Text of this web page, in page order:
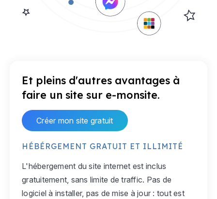
Et pleins d'autres avantages à
faire un site sur e-monsite.
Créer mon site gratuit
HÉBÉRGEMENT GRATUIT ET ILLIMITÉ
L'hébergement du site internet est inclus
gratuitement, sans limite de traffic. Pas de
logiciel à installer, pas de mise à jour : tout est